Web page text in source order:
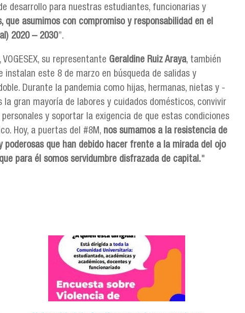
desarrollo para nuestras estudiantes, funcionarias y
que asumimos con compromiso y responsabilidad en el
2020 – 2030”.
su representante Geraldine Ruiz Araya, también
instalan este 8 de marzo en búsqueda de salidas y
Durante la pandemia como hijas, hermanas, nietas y -
gran mayoría de labores y cuidados domésticos, convivir
y soportar la exigencia de que estas condiciones
Hoy, a puertas del #8M, nos sumamos a la resistencia de
que han debido hacer frente a la mirada del ojo
para él somos servidumbre disfrazada de capital."